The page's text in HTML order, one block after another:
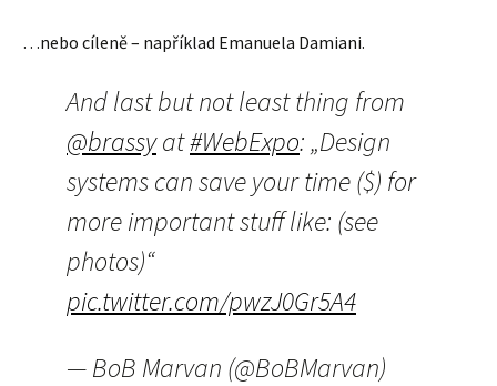
…nebo cíleně – například Emanuela Damiani.
And last but not least thing from
@brassyat#WebExpo: „Design
systems can save your time ($) for
more important stuff like: (see
photos)“
pic.twitter.com/pwzJ0Gr5A4
— BoB Marvan (@BoBMarvan)